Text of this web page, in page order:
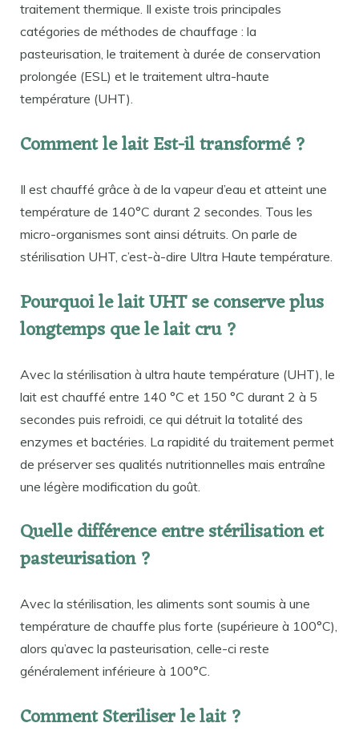
traitement thermique. Il existe trois principales
catégories de méthodes de chauffage : la
pasteurisation, le traitement à durée de conservation
prolongée (ESL) et le traitement ultra-haute
température (UHT).
Comment le lait Est-il transformé ?
Il est chauffé grâce à de la vapeur d’eau et atteint une
température de 140°C durant 2 secondes. Tous les
micro-organismes sont ainsi détruits. On parle de
stérilisation UHT, c’est-à-dire Ultra Haute température.
Pourquoi le lait UHT se conserve plus
longtemps que le lait cru ?
Avec la stérilisation à ultra haute température (UHT), le
lait est chauffé entre 140 °C et 150 °C durant 2 à 5
secondes puis refroidi, ce qui détruit la totalité des
enzymes et bactéries. La rapidité du traitement permet
de préserver ses qualités nutritionnelles mais entraîne
une légère modification du goût.
Quelle différence entre stérilisation et
pasteurisation ?
Avec la stérilisation, les aliments sont soumis à une
température de chauffe plus forte (supérieure à 100°C),
alors qu’avec la pasteurisation, celle-ci reste
généralement inférieure à 100°C.
Comment Steriliser le lait ?